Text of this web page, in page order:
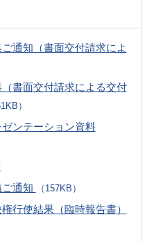
通知（書面交付請求によ
書面交付請求による交付
）
ンテーション資料
通知
（157KB）
行使結果（臨時報告書）